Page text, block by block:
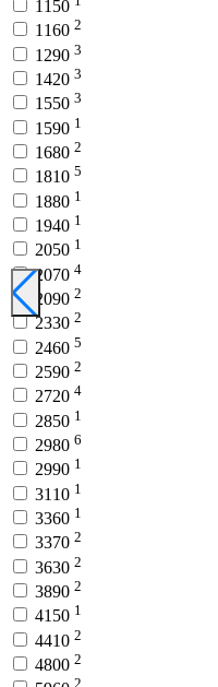
1150
1160 2
1290 3
1420 3
1550 3
1590 1
1680 2
1810 5
1880 1
1940 1
2050 1
2070 4
2090 2
2330 2
2460 5
2590 2
2720 4
2850 1
2980 6
2990 1
3110 1
3360 1
3370 2
3630 2
3890 2
4150 1
4410 2
4800 2
2